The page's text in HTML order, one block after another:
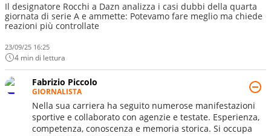
Il designatore Rocchi a Dazn analizza i casi dubbi della quarta
giornata di serie A e ammette: Potevamo fare meglio ma chiede
reazioni più controllate
23/09/25 16:25
4 min di lettura
Fabrizio Piccolo
GIORNALISTA
Nella sua carriera ha seguito numerose manifestazioni
sportive e collaborato con agenzie e testate. Esperienza,
competenza, conoscenza e memoria storica. Si occupa